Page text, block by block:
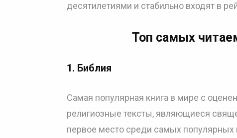
десятилетиями и стабильно входят в
Топ самых
1. Библия
Самая популярная книга в мире с
религиозные тексты, являющиеся
первое место среди самых популярных